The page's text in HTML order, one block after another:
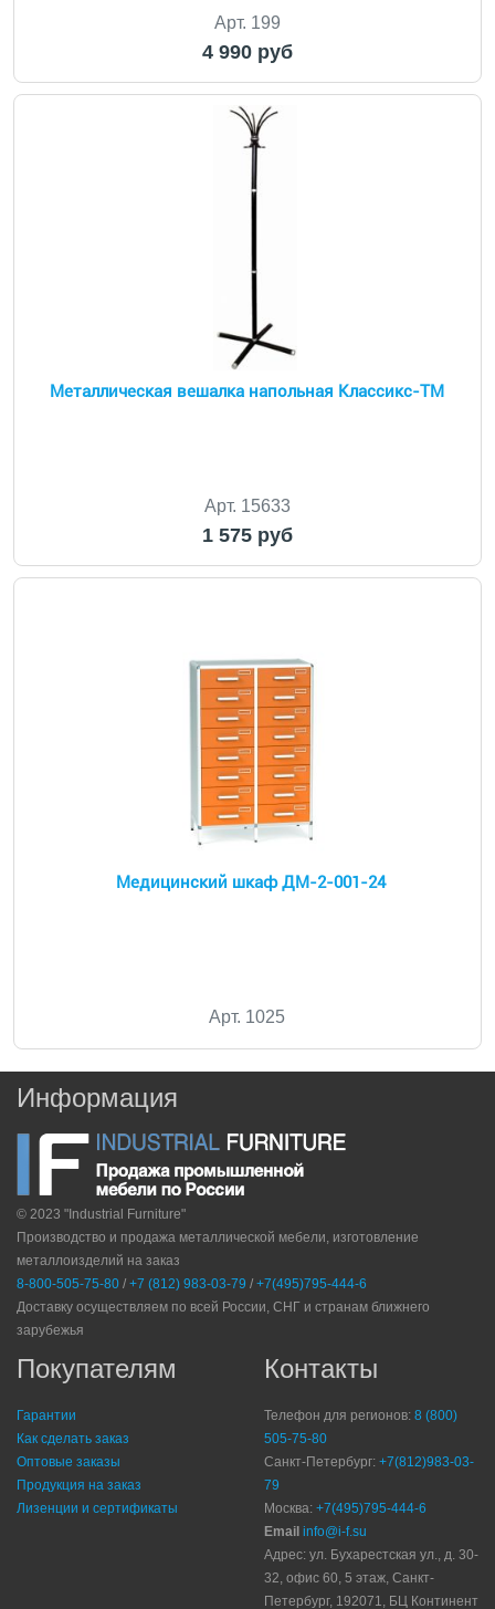
Арт. 199
4 990 руб
Металлическая вешалка напольная Классикс-ТМ
Арт. 15633
1 575 руб
Медицинский шкаф ДМ-2-001-24
Арт. 1025
Информация
© 2023 "Industrial Furniture"
Производство и продажа металлической мебели, изготовление
металлоизделий на заказ
8-800-505-75-80 / +7 (812) 983-03-79 / +7(495)795-444-6
Доставку осуществляем по всей России, СНГ и странам ближнего
зарубежья
Покупателям
Гарантии
Как сделать заказ
Оптовые заказы
Продукция на заказ
Лизенции и сертификаты
Контакты
Телефон для регионов: 8 (800)
505-75-80
Санкт-Петербург: +7(812)983-03-
79
Москва: +7(495)795-444-6
Email info@i-f.su
Адрес: ул. Бухарестская ул., д. 30-
32, офис 60, 5 этаж, Санкт-
Петербург, 192071, БЦ Континент